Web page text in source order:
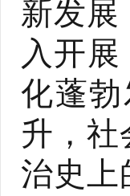
新发
入开
化蓬
升，
治史